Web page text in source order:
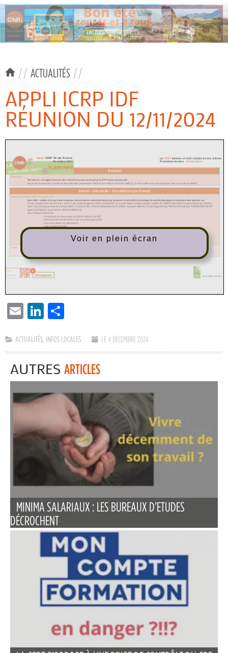
// ACTUALITÉS //
APPLI ICRP IDF
RÉUNION DU 12/11/2024
Voir en plein écran
EMAIL LINKEDIN
ACTUALITÉS INFOS LOCALES LE 4 DÉCEMBRE 2024
AUTRES ARTICLES
MINIMA SALARIAUX : LES BUREAUX D’ETUDES
DÉCROCHENT